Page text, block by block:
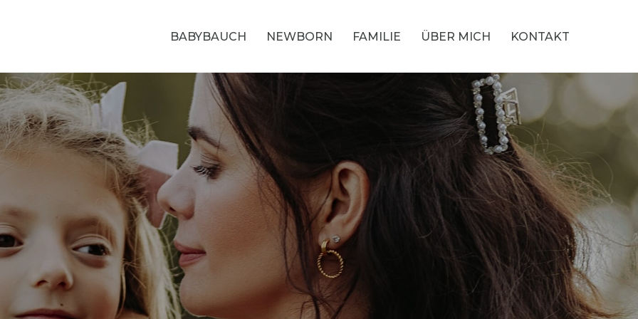
BABYBAUCH NEWBORN FAMILIE ÜBER MICH KONTAKT